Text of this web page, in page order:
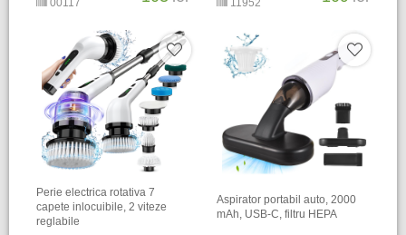
00117 11952
Perie electrica rotativa 7
capete inlocuibile, 2 viteze
reglabile
Aspirator portabil auto, 2000
mAh, USB-C, filtru HEPA